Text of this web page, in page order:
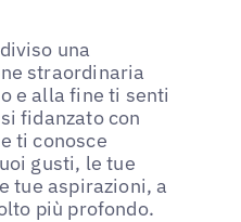
una
straordinaria
e alla fine ti senti
fidanzato con
ti conosce
gusti, le tue
tue aspirazioni, a
più profondo.